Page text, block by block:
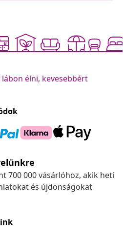
lábon élni, kevesebbért
700 000 vásárlóhoz, akik heti
és újdonságokat